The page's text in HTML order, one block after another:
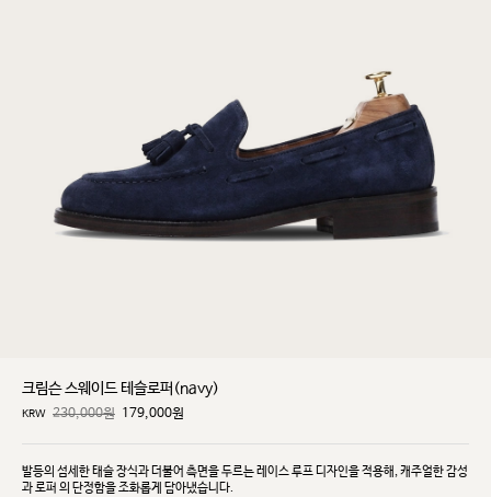
크림슨 스웨이드 테슬로퍼(navy)
KRW 230,000원 179,000원
발등의 섬세한 태슬 장식과 더불어 측면을 두르는 레이스 루프 디자인을 적용해, 캐주얼한 감성
과 로퍼 의 단정함을 조화롭게 담아냈습니다.